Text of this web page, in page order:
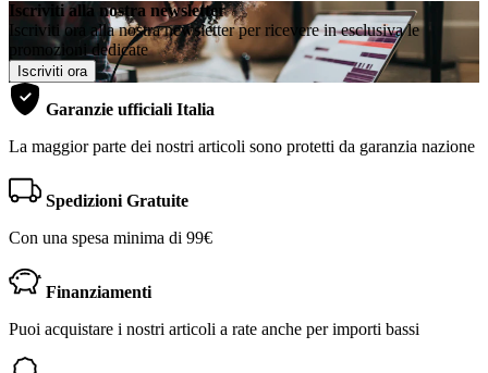
Iscriviti alla nostra newsletter
Iscriviti ora alla nostra newsletter per ricevere in esclusiva le
promozioni dedicate
Iscriviti ora
Garanzie ufficiali Italia
La maggior parte dei nostri articoli sono protetti da garanzia nazione
Spedizioni Gratuite
Con una spesa minima di 99€
Finanziamenti
Puoi acquistare i nostri articoli a rate anche per importi bassi